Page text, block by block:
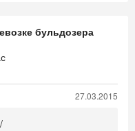
бульдозера
27.03.2015